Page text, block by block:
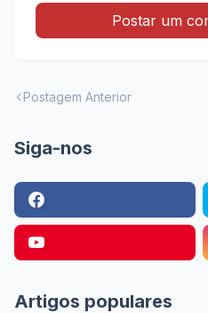
Postar um
Postagem Anterior
Siga-nos
Artigos populares